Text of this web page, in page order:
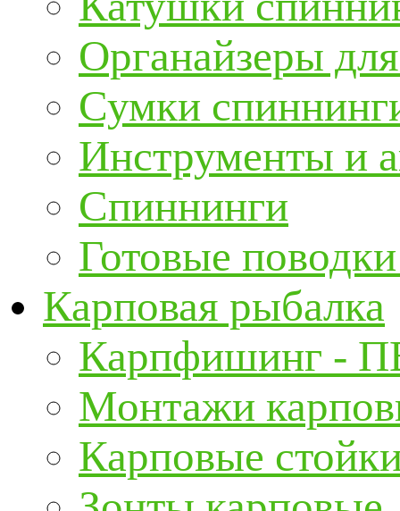
Органайзеры
Сумки
Инструменты и
Спиннинги
Готовые
Карповая рыбалка
Карпфишинг -
Монтажи
Карповые